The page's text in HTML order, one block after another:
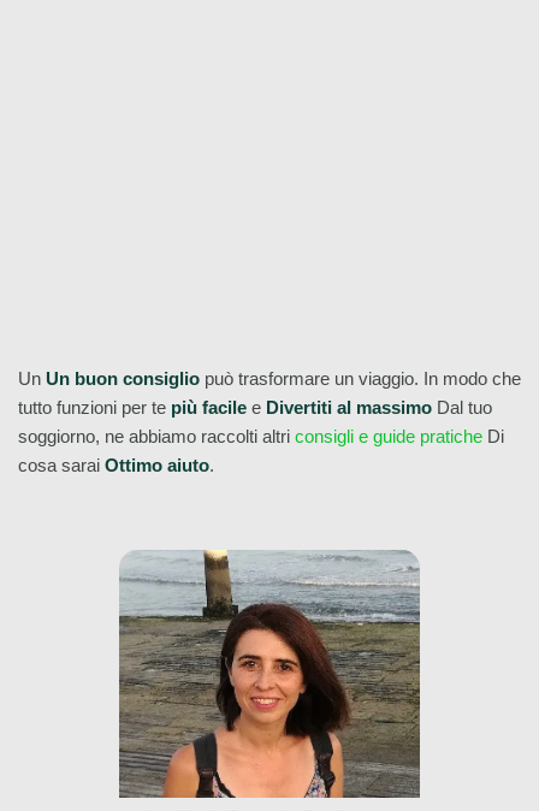
Un Un buon consiglio può trasformare un viaggio. In modo che
tutto funzioni per te più facile e Divertiti al massimo Dal tuo
soggiorno, ne abbiamo raccolti altri consigli e guide pratiche Di
cosa sarai Ottimo aiuto.